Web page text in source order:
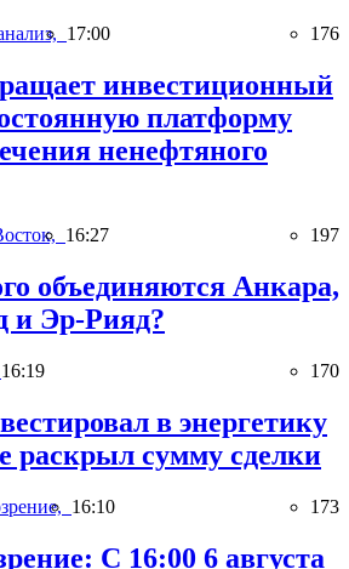
17:00 176
инвестиционный
платформу
ненефтяного
16:27 197
объединяются Анкара,
и Эр-Рияд?
16:19 170
в энергетику
раскрыл сумму сделки
16:10 173
С 16:00 6 августа